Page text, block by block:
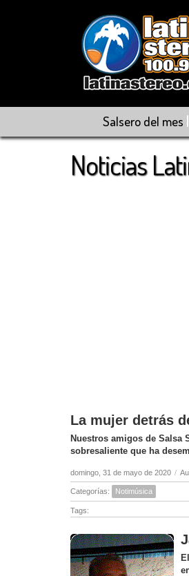
Salsero del mes |
Noticias
La mujer detrás
Nuestros amigos de Salsa
sobresaliente que ha
domingo, 31 de mayo de 2020 /
Categorías: Notimúsica
Tags: